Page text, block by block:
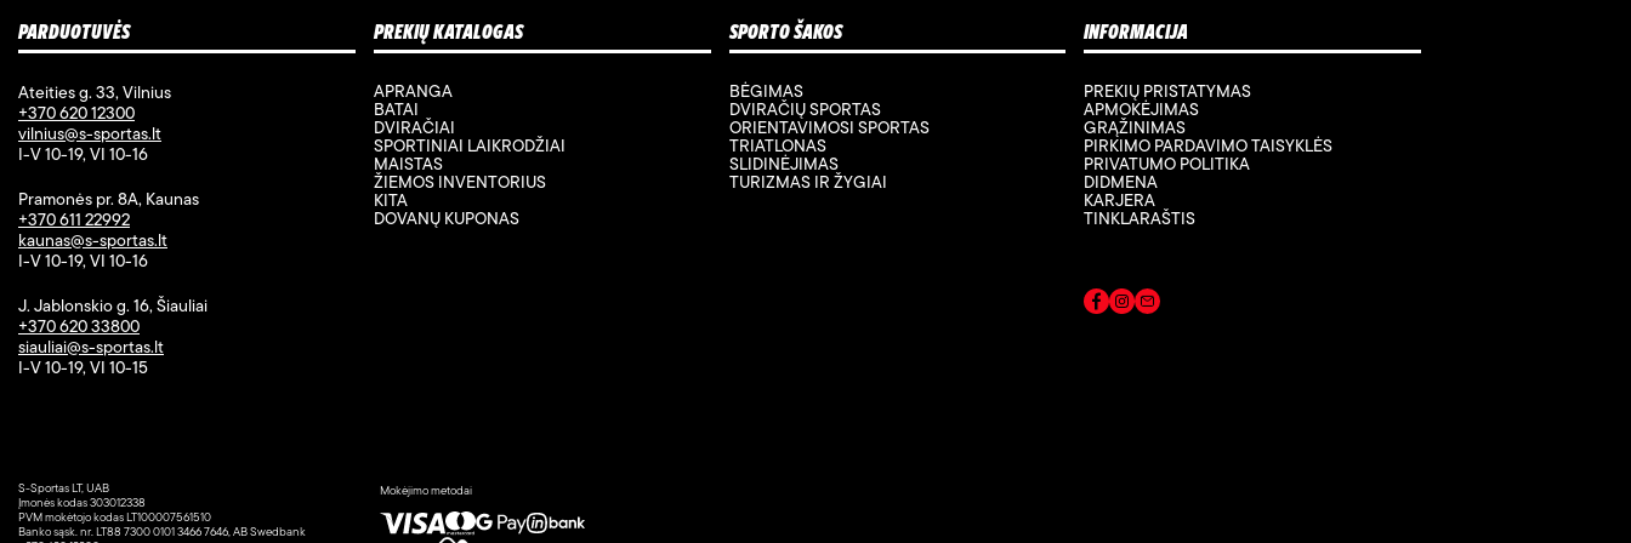
PARDUOTUVĖS
Ateities g. 33, Vilnius
+370 620 12300
vilnius@s-sportas.lt
I-V 10-19, VI 10-16
Pramonės pr. 8A, Kaunas
+370 611 22992
kaunas@s-sportas.lt
I-V 10-19, VI 10-16
J. Jablonskio g. 16, Šiauliai
+370 620 33800
siauliai@s-sportas.lt
I-V 10-19, VI 10-15
PREKIŲ KATALOGAS
APRANGA
BATAI
DVIRAČIAI
SPORTINIAI LAIKRODŽIAI
MAISTAS
ŽIEMOS INVENTORIUS
KITA
DOVANŲ KUPONAS
SPORTO ŠAKOS
BĖGIMAS
DVIRAČIŲ SPORTAS
ORIENTAVIMOSI SPORTAS
TRIATLONAS
SLIDINĖJIMAS
TURIZMAS IR ŽYGIAI
INFORMACIJA
PREKIŲ PRISTATYMAS
APMOKĖJIMAS
GRĄŽINIMAS
PIRKIMO PARDAVIMO TAISYKLĖS
PRIVATUMO POLITIKA
DIDMENA
KARJERA
TINKLARAŠTIS
S-Sportas LT, UAB
Įmonės kodas 303012338
PVM mokėtojo kodas LT100007561510
Banko sąsk. nr. LT88 7300 0101 3466 7646, AB Swedbank
Mokėjimo metodai